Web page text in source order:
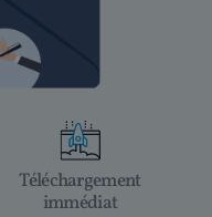
Téléchargement
immédiat